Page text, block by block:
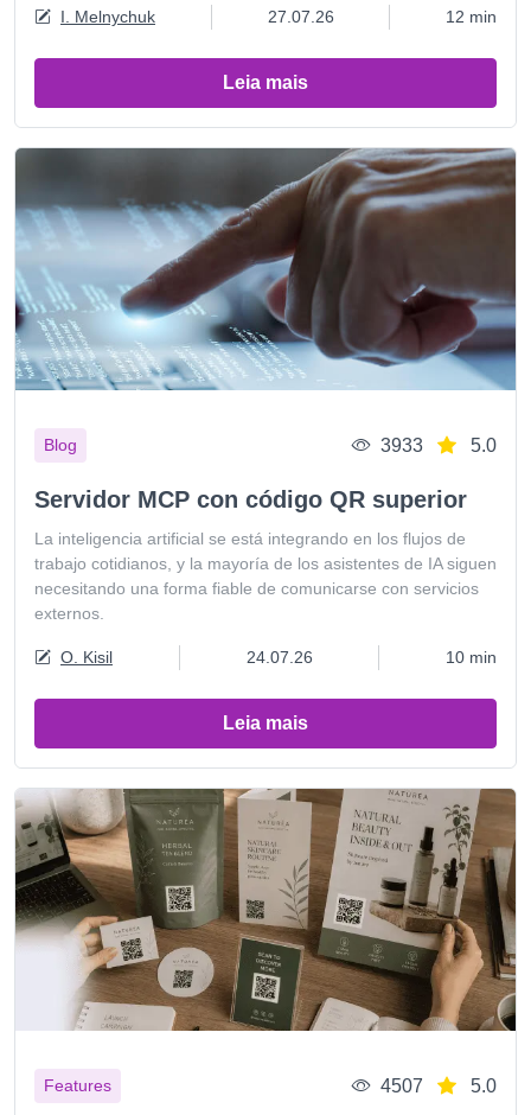
I. Melnychuk 27.07.26 12 min
Leia mais
Blog 3933 5.0
Servidor MCP con código QR superior
La inteligencia artificial se está integrando en los flujos de
trabajo cotidianos, y la mayoría de los asistentes de IA siguen
necesitando una forma fiable de comunicarse con servicios
externos.
O. Kisil 24.07.26 10 min
Leia mais
Features 4507 5.0